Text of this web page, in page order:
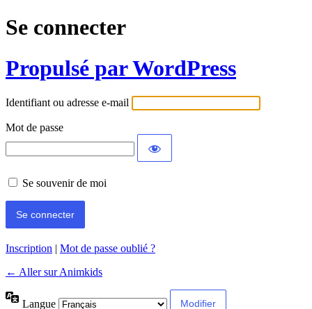
Se connecter
Propulsé par WordPress
Identifiant ou adresse e-mail
Mot de passe
Se souvenir de moi
Inscription | Mot de passe oublié ?
← Aller sur Animkids
Langue